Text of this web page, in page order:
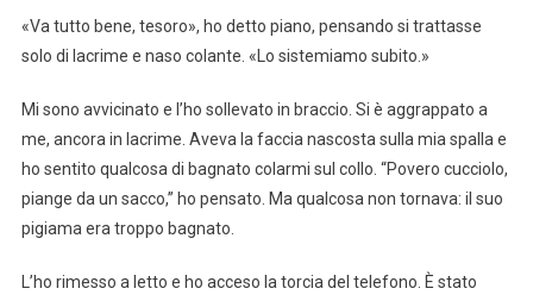
«Va tutto bene, tesoro», ho detto piano, pensando si trattasse
solo di lacrime e naso colante. «Lo sistemiamo subito.»
Mi sono avvicinato e l’ho sollevato in braccio. Si è aggrappato a
me, ancora in lacrime. Aveva la faccia nascosta sulla mia spalla e
ho sentito qualcosa di bagnato colarmi sul collo. “Povero cucciolo,
piange da un sacco,” ho pensato. Ma qualcosa non tornava: il suo
pigiama era troppo bagnato.
L’ho rimesso a letto e ho acceso la torcia del telefono. È stato